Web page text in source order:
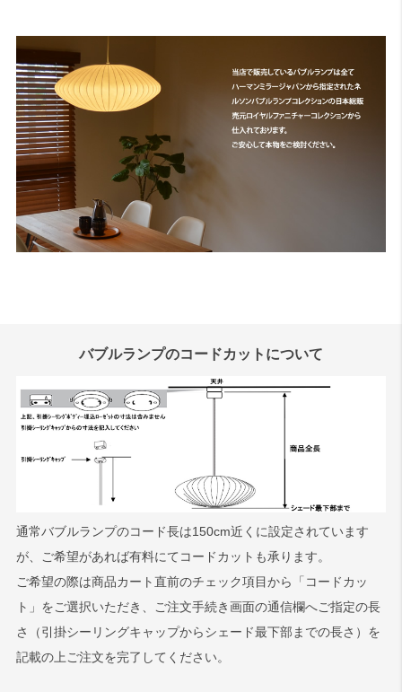
バブルランプのコードカットについて
通常バブルランプのコード長は150cm近くに設定されています
が、ご希望があれば有料にてコードカットも承ります。
ご希望の際は商品カート直前のチェック項目から「コードカッ
ト」をご選択いただき、ご注文手続き画面の通信欄へご指定の長
さ（引掛シーリングキャップからシェード最下部までの長さ）を
記載の上ご注文を完了してください。